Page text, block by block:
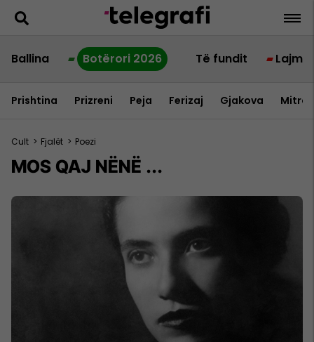
Ballina Botërori 2026 Të fundit Lajme
Prishtina Prizreni Peja Ferizaj Gjakova
Cult > Fjalët > Poezi
MOS QAJ NËNË ...